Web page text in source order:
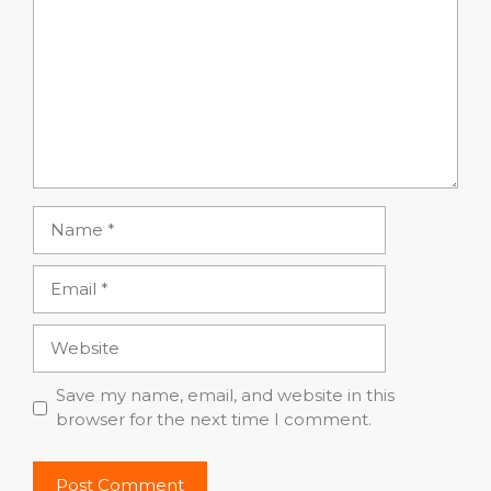
Save my name, email, and website in this
browser for the next time I comment.